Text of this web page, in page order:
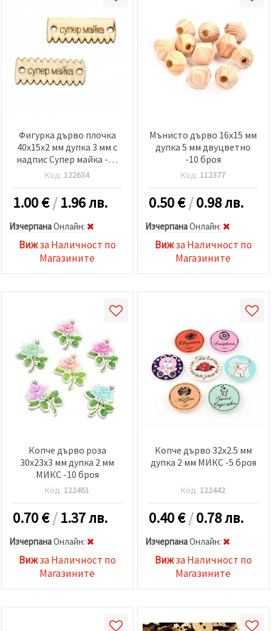
Фигурка дърво плочка
40x15x2 мм дупка 3 мм с
надпис Супер майка -10
броя
Код: 122634
1.00€/1.96 лв.
ИзчерпанаOнлайн:
Вижза Наличност по
Магазините
Мънисто дърво 16x15 мм
дупка 5 мм двуцветно
-10 броя
Код: 112377
0.50€/0.98 лв.
ИзчерпанаOнлайн:
Вижза Наличност по
Магазините
Копче дърво роза
30x23x3 мм дупка 2 мм
МИКС -10 броя
Код: 122461
0.70€/1.37 лв.
ИзчерпанаOнлайн:
Вижза Наличност по
Магазините
Копче дърво 32x2.5 мм
дупка 2 мм МИКС -5 броя
Код: 122442
0.40€/0.78 лв.
ИзчерпанаOнлайн:
Вижза Наличност по
Магазините